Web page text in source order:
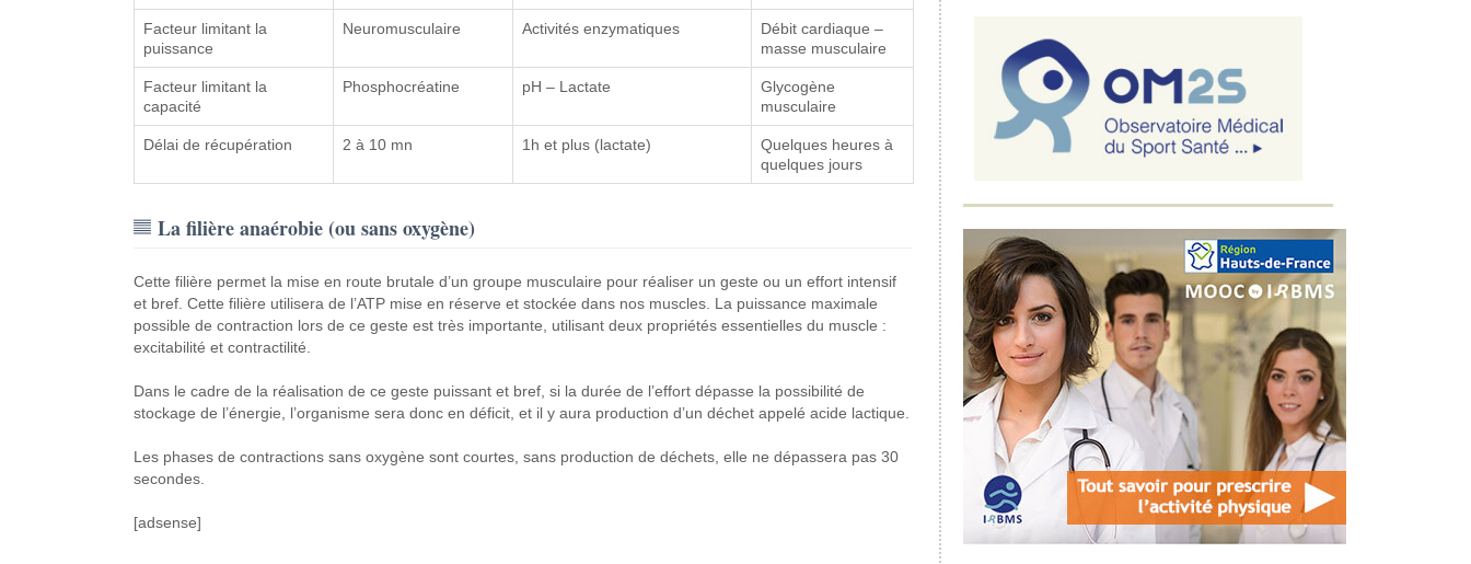
Facteur limitant la
puissance
Neuromusculaire Activités enzymatiques
Débit cardiaque –
masse musculaire
Facteur limitant la
capacité
Phosphocréatine pH – Lactate
Glycogène
musculaire
Délai de récupération 2 à 10 mn 1h et plus (lactate)
Quelques heures à
quelques jours
La filière anaérobie (ou sans oxygène)
Cette filière permet la mise en route brutale d’un groupe musculaire pour réaliser un geste ou un effort intensif
et bref. Cette filière utilisera de l’ATP mise en réserve et stockée dans nos muscles. La puissance maximale
possible de contraction lors de ce geste est très importante, utilisant deux propriétés essentielles du muscle :
excitabilité et contractilité.
Dans le cadre de la réalisation de ce geste puissant et bref, si la durée de l’effort dépasse la possibilité de
stockage de l’énergie, l’organisme sera donc en déficit, et il y aura production d’un déchet appelé acide lactique.
Les phases de contractions sans oxygène sont courtes, sans production de déchets, elle ne dépassera pas 30
secondes.
[adsense]